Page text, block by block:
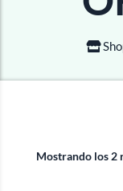
Mostrando los 2